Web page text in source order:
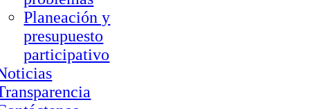
Planeación y
presupuesto
participativo